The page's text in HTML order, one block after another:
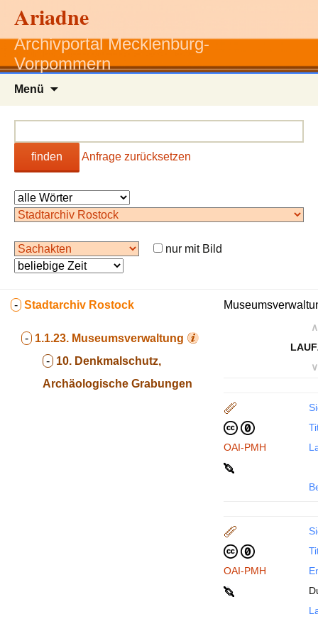
Ariadne
Archivportal Mecklenburg-
Vorpommern
Menü
finden Anfrage zurücksetzen
nur mit Bild
- Stadtarchiv Rostock
- 1.1.23. Museumsverwaltung
- 10. Denkmalschutz,
Archäologische Grabungen
∧
∨
OAI-PMH
OAI-PMH